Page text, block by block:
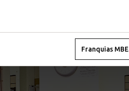
Franquias MBE